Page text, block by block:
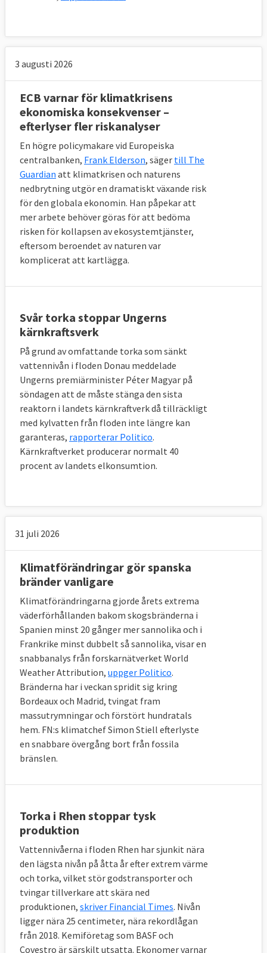
3 augusti 2026
ECB varnar för klimatkrisens
ekonomiska konsekvenser –
efterlyser fler riskanalyser
En högre policymakare vid Europeiska
centralbanken, Frank Elderson, säger till The
Guardian att klimatkrisen och naturens
nedbrytning utgör en dramatiskt växande risk
för den globala ekonomin. Han påpekar att
mer arbete behöver göras för att bedöma
risken för kollapsen av ekosystemtjänster,
eftersom beroendet av naturen var
komplicerat att kartlägga.
Svår torka stoppar Ungerns
kärnkraftsverk
På grund av omfattande torka som sänkt
vattennivån i floden Donau meddelade
Ungerns premiärminister Péter Magyar på
söndagen att de måste stänga den sista
reaktorn i landets kärnkraftverk då tillräckligt
med kylvatten från floden inte längre kan
garanteras, rapporterar Politico.
Kärnkraftverket producerar normalt 40
procent av landets elkonsumtion.
31 juli 2026
Klimatförändringar gör spanska
bränder vanligare
Klimatförändringarna gjorde årets extrema
väderförhållanden bakom skogsbränderna i
Spanien minst 20 gånger mer sannolika och i
Frankrike minst dubbelt så sannolika, visar en
snabbanalys från forskarnätverket World
Weather Attribution, uppger Politico.
Bränderna har i veckan spridit sig kring
Bordeaux och Madrid, tvingat fram
massutrymningar och förstört hundratals
hem. FN:s klimatchef Simon Stiell efterlyste
en snabbare övergång bort från fossila
bränslen.
Torka i Rhen stoppar tysk
produktion
Vattennivåerna i floden Rhen har sjunkit nära
den lägsta nivån på åtta år efter extrem värme
och torka, vilket stör godstransporter och
tvingar tillverkare att skära ned
produktionen, skriver Financial Times. Nivån
ligger nära 25 centimeter, nära rekordlågan
från 2018. Kemiföretag som BASF och
Covestro är särskilt utsatta. Ekonomer varnar